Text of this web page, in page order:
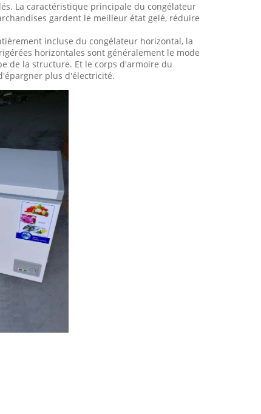
La caractéristique principale du congélateur
gardent le meilleur état gelé, réduire
incluse du congélateur horizontal, la
horizontales sont généralement le mode
de la structure. Et le corps d'armoire du
plus d'électricité.